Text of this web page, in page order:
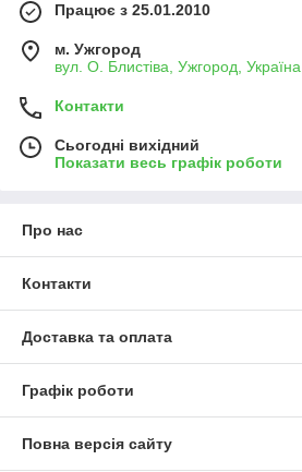
Працює з 25.01.2010
м. Ужгород
вул. О. Блистіва, Ужгород, Україна
Контакти
Сьогодні вихідний
Показати весь графік роботи
Про нас
Контакти
Доставка та оплата
Графік роботи
Повна версія сайту